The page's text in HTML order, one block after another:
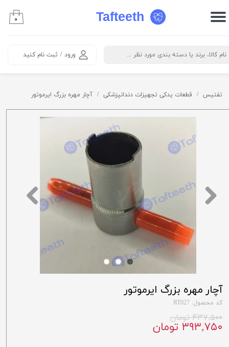
Tafteeth
ورود / ثبت نام کنید
حساب کاربری من
خروج از حساب کاربری
۰
تفتیس قطعات یدکی تجهیزات دندانپزشکی آچار مهره بزرگ ایرموتور
آچار مهره بزرگ ایرموتور
کد محصول: RT027
۴۳۷,۵۰۰ تومان
۳۹۳,۷۵۰ تومان